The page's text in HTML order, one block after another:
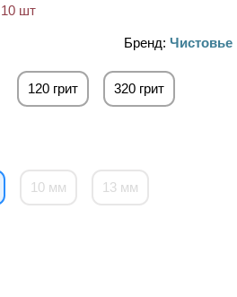
Бренд: Чистовье
120 грит 320 грит
10 мм 13 мм